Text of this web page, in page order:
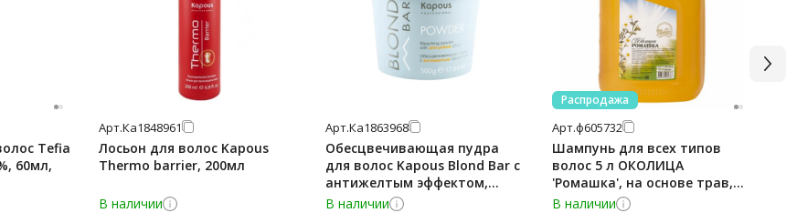
Tefia
60мл,
Арт.Ка1848961
Лосьон для волос Kapous
Thermo barrier, 200мл
В наличии
Арт.Ка1863968
Обесцвечивающая пудра
для волос Kapous Blond Bar с
антижелтым эффектом,
500мл
В наличии
Распродажа
Арт.ф605732
Шампунь для всех типов
волос 5 л ОКОЛИЦА
'Ромашка', на основе трав,
против перхоти, 105883
В наличии